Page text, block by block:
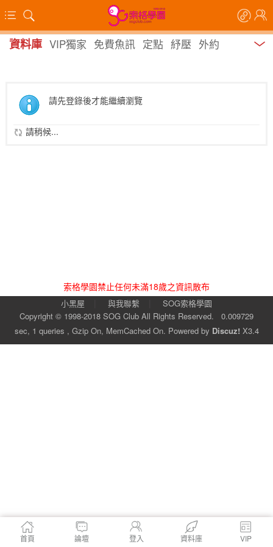
資料庫 VIP獨家 免費魚訊 定點 紓壓 外約
請先登錄後才能繼續瀏覽
請稍候...
索格學園禁止任何未滿18歲之資訊散布
小黑屋 與我聯繫
SOG索格學園
Copyright © 1998-2018 SOG Club All Rights Reserved. 0.009729
sec, 1 queries , Gzip On, MemCached On. Powered by Discuz! X3.4
首頁 論壇 登入 資料庫 VIP